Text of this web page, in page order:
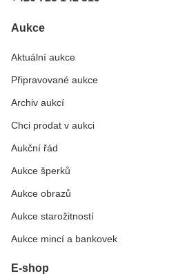
Aukce
Aktuální aukce
Připravované aukce
Archiv aukcí
Chci prodat v aukci
Aukční řád
Aukce šperků
Aukce obrazů
Aukce starožitností
Aukce mincí a bankovek
E-shop